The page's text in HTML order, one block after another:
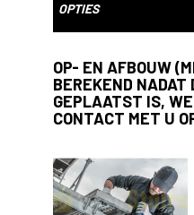
OPTIES
OP- EN AFBOUW
BEREKEND
GEPLAATST IS,
CONTACT MET U